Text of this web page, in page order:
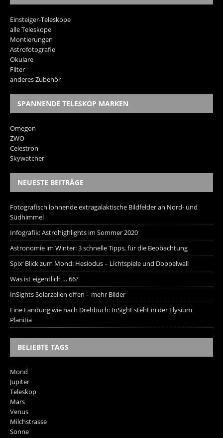
Einsteiger-Teleskope
alle Teleskope
Montierungen
Astrofotografie
Okulare
Filter
anderes Zubehör
SPANNENDE TELESKOP MARKEN
Omegon
ZWO
Celestron
Skywatcher
NEUESTE BEITRÄGE
Fotografisch lohnende extragalaktische Bildfelder an Nord- und
Südhimmel
Infografik: Astrohighlights im Sommer 2020
Astronomie im Winter: 3 schnelle Tipps, für die Beobachtung
Spix‘ Blick zum Mond: Hesiodus – Lichtspiele und Doppelwall
Was ist eigentlich … 66?
InSights Solarzellen offen – mehr Bilder
Eine Landung wie nach Drehbuch: InSight steht in der Elysium
Planitia
BELIEBTE TAGS
Mond
Jupiter
Teleskop
Mars
Venus
Milchstrasse
Sonne